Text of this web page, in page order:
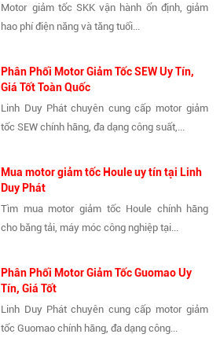
Motor giảm tốc SKK vận hành ổn định, giảm
hao phí điện năng và tăng tuổi...
Phân Phối Motor Giảm Tốc SEW Uy Tín,
Giá Tốt Toàn Quốc
Linh Duy Phát chuyên cung cấp motor giảm
tốc SEW chính hãng, đa dạng công suất,...
Mua motor giảm tốc Houle uy tín tại Linh
Duy Phát
Tìm mua motor giảm tốc Houle chính hãng
cho băng tải, máy móc công nghiệp tại...
Phân Phối Motor Giảm Tốc Guomao Uy
Tín, Giá Tốt
Linh Duy Phát chuyên cung cấp motor giảm
tốc Guomao chính hãng, đa dạng công...